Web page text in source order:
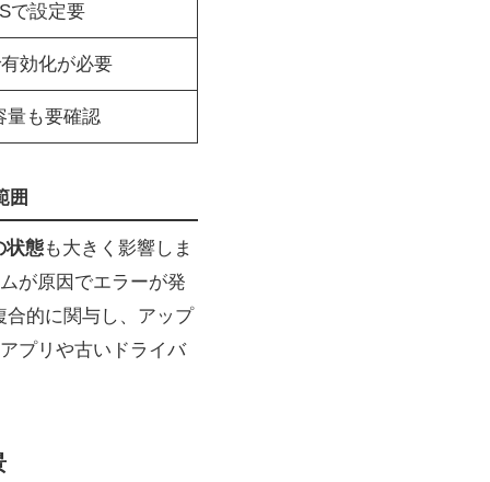
で設定要
効化が必要
量も要確認
囲
状態も大きく影響しま
が原因でエラーが発
合的に関与し、アップ
プリや古いドライバ